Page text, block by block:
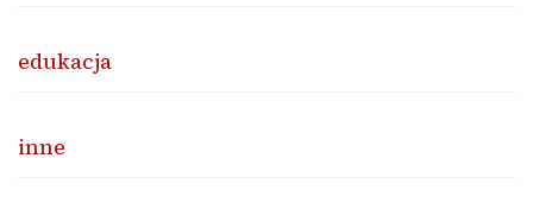
edukacja
inne